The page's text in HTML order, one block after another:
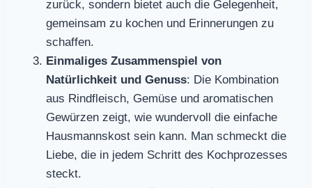
zurück, sondern bietet auch die Gelegenheit,
gemeinsam zu kochen und Erinnerungen zu
schaffen.
Einmaliges Zusammenspiel von
Natürlichkeit und Genuss: Die Kombination
aus Rindfleisch, Gemüse und aromatischen
Gewürzen zeigt, wie wundervoll die einfache
Hausmannskost sein kann. Man schmeckt die
Liebe, die in jedem Schritt des Kochprozesses
steckt.